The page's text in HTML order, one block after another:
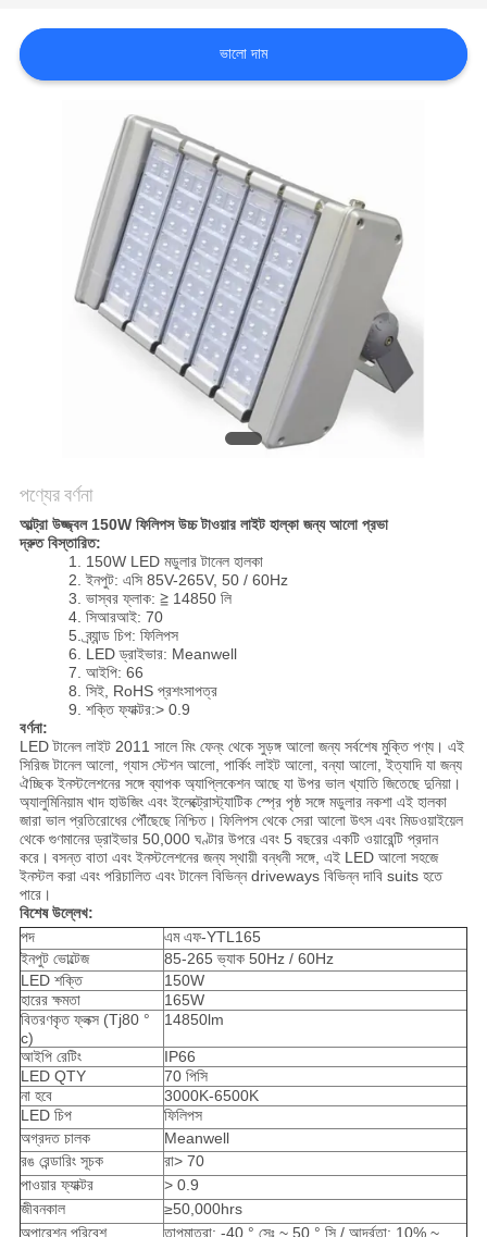
উদ্ধৃতির
জন্য
PRIVACY
ভালো দাম
পণ্যের বর্ণনা
আল্ট্রা উজ্জ্বল 150W ফিলিপস উচ্চ টাওয়ার লাইট হাল্কা জন্য আলো প্রভা
দ্রুত বিস্তারিত:
1. 150W LED মডুলার টানেল হালকা
2. ইনপুট: এসি 85V-265V, 50 / 60Hz
3. ভাস্বর ফ্লাক: ≧ 14850 লি
4. সিআরআই: 70
5. ব্র্যান্ড চিপ: ফিলিপস
6. LED ড্রাইভার: Meanwell
7. আইপি: 66
8. সিই, RoHS প্রশংসাপত্র
9. শক্তি ফ্যাক্টর:> 0.9
বর্ণনা:
LED টানেল লাইট 2011 সালে মিং ফেন্ং থেকে সুড়ঙ্গ আলো জন্য সর্বশেষ মুক্তি পণ্য। এই
সিরিজ টানেল আলো, গ্যাস স্টেশন আলো, পার্কিং লাইট আলো, বন্যা আলো, ইত্যাদি যা জন্য
ঐচ্ছিক ইনস্টলেশনের সঙ্গে ব্যাপক অ্যাপ্লিকেশন আছে যা উপর ভাল খ্যাতি জিতেছে দুনিয়া।
অ্যালুমিনিয়াম খাদ হাউজিং এবং ইলেক্ট্রোস্ট্যাটিক স্প্রে পৃষ্ঠ সঙ্গে মডুলার নকশা এই হালকা
জারা ভাল প্রতিরোধের পৌঁছেছে নিশ্চিত। ফিলিপস থেকে সেরা আলো উৎস এবং মিডওয়াইয়েল
থেকে গুণমানের ড্রাইভার 50,000 ঘণ্টার উপরে এবং 5 বছরের একটি ওয়ারেন্টি প্রদান
করে। বসন্ত বাতা এবং ইনস্টলেশনের জন্য স্থায়ী বন্ধনী সঙ্গে, এই LED আলো সহজে
ইনস্টল করা এবং পরিচালিত এবং টানেল বিভিন্ন driveways বিভিন্ন দাবি suits হতে
পারে।
বিশেষ উল্লেখ:
পদ
এম এফ-YTL165
ইনপুট ভোল্টেজ
85-265 ভ্যাক 50Hz / 60Hz
LED শক্তি
150W
হারের ক্ষমতা
165W
বিতরণকৃত ফ্লক্স (Tj80 °
c)
14850lm
আইপি রেটিং
IP66
LED QTY
70 পিসি
না হবে
3000K-6500K
LED চিপ
ফিলিপস
অগ্রদত চালক
Meanwell
রঙ রেন্ডারিং সূচক
রা> 70
পাওয়ার ফ্যাক্টর
> 0.9
জীবনকাল
≥50,000hrs
অপারেশন পরিবেশ
তাপমাত্রা: -40 ° সেঃ ~ 50 ° সি / আর্দ্রতা: 10% ~